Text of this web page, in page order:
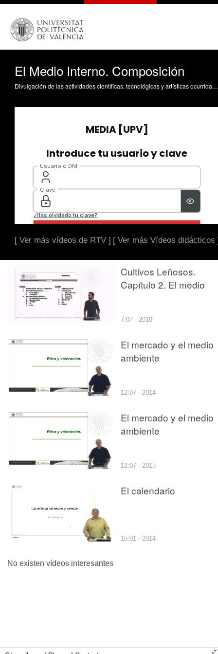
El Medio Interno. Composición
Divulgación de las actividades científicas, tecnológicas y artísticas ocurridas en los tres campus de la UPV
[ Ver más vídeos de RTV ] [ Ver más Vídeos didácticos
Cultivos Leñosos.
Capítulo 2. El medio
7:07 · 2010
El mercado y el medio
ambiente
12:07 · 2014
El mercado y el medio
ambiente
12:07 · 2015
El calendario
15:01 · 2014
No existen vídeos interesantes